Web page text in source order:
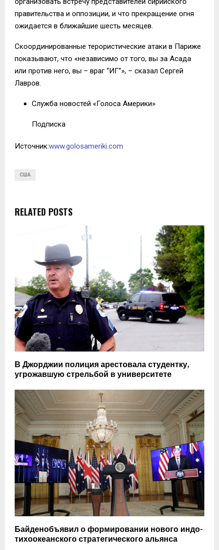
правительства и оппозиции, и что прекращение огня
ожидается в ближайшие шесть месяцев.
Скоординированные терористические атаки в Париже
показывают, что «независимо от того, вы за Асада
или против него, вы – враг “ИГ”», – сказал Сергей
Лавров.
Служба новостей «Голоса Америки»
Подписка
Источник:www.golosameriki.com
США
RELATED POSTS
В Джорджии полиция арестовала студентку,
угрожавшую стрельбой в университете
Байденобъявил о формировании нового индо-
тихоокеанского стратегического альянса